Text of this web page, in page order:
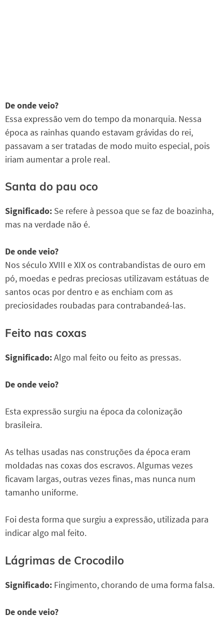
De onde veio?
Essa expressão vem do tempo da monarquia. Nessa
época as rainhas quando estavam grávidas do rei,
passavam a ser tratadas de modo muito especial, pois
iriam aumentar a prole real.
Santa do pau oco
Significado: Se refere à pessoa que se faz de boazinha,
mas na verdade não é.
De onde veio?
Nos século XVIII e XIX os contrabandistas de ouro em
pó, moedas e pedras preciosas utilizavam estátuas de
santos ocas por dentro e as enchiam com as
preciosidades roubadas para contrabandeá-las.
Feito nas coxas
Significado:Algo mal feito ou feito as pressas.
De onde veio?
Esta expressão surgiu na época da colonização
brasileira.
As telhas usadas nas construções da época eram
moldadas nas coxas dos escravos. Algumas vezes
ficavam largas, outras vezes finas, mas nunca num
tamanho uniforme.
Foi desta forma que surgiu a expressão, utilizada para
indicar algo mal feito.
Lágrimas de Crocodilo
Significado: Fingimento, chorando de uma forma falsa.
De onde veio?